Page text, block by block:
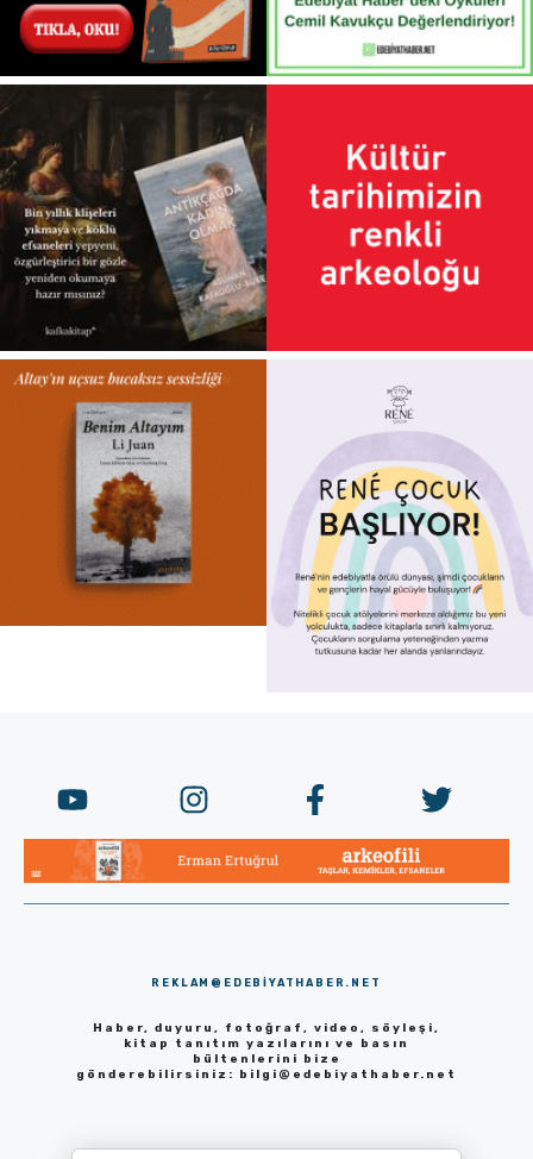
REKLAM@EDEBIYATHABER.NET
Haber, duyuru, fotoğraf, video, söyleşi,
kitap tanıtım yazılarını ve basın
bültenlerini bize
gönderebilirsiniz: bilgi@edebiyathaber.net